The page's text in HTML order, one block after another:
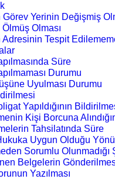
Yerinin Değişmiş
Olması
Tespit
Süre
Durumu
Uyulması Durumu
Yapıldığının
Kişi Borcuna
Tahsilatında Süre
Uygun Olduğu
Sorumlu
Belgelerin
Yazılması